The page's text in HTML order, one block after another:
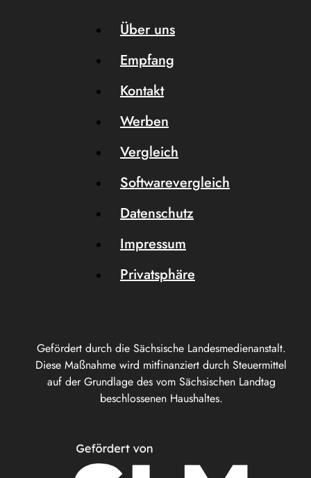
Gefördert durch die Sächsische Landesmedienanstalt.
Diese Maßnahme wird mitfinanziert durch Steuermittel
auf der Grundlage des vom Sächsischen Landtag
beschlossenen Haushaltes.
Über uns
Empfang
Kontakt
Werben
Vergleich
Softwarevergleich
Datenschutz
Impressum
Privatsphäre